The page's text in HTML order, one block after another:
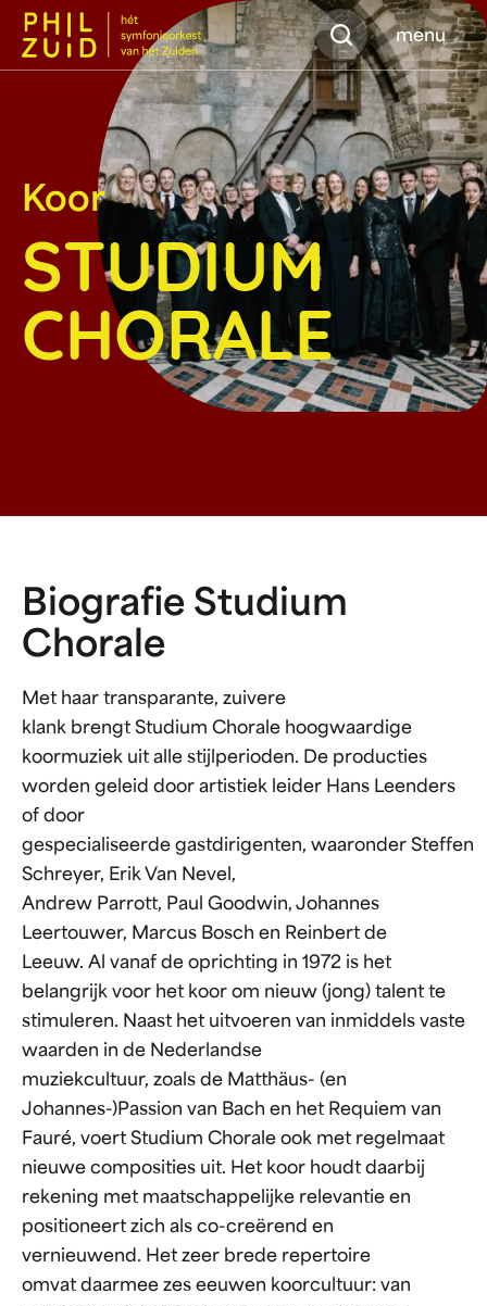
Zoeken
menu
STUDIUM
CHORALE
Koor
Biografie Studium
Chorale
Met haar transparante, zuivere
klank brengt Studium Chorale hoogwaardige
koormuziek uit alle stijlperioden. De producties
worden geleid door artistiek leider Hans Leenders
of door
gespecialiseerde gastdirigenten, waaronder Steffen
Schreyer, Erik Van Nevel,
Andrew Parrott, Paul Goodwin, Johannes
Leertouwer, Marcus Bosch en Reinbert de
Leeuw. Al vanaf de oprichting in 1972 is het
belangrijk voor het koor om nieuw (jong) talent te
stimuleren. Naast het uitvoeren van inmiddels vaste
waarden in de Nederlandse
muziekcultuur, zoals de Matthäus- (en
Johannes-)Passion van Bach en het Requiem van
Fauré, voert Studium Chorale ook met regelmaat
nieuwe composities uit. Het koor houdt daarbij
rekening met maatschappelijke relevantie en
positioneert zich als co-creërend en
vernieuwend. Het zeer brede repertoire
omvat daarmee zes eeuwen koorcultuur: van